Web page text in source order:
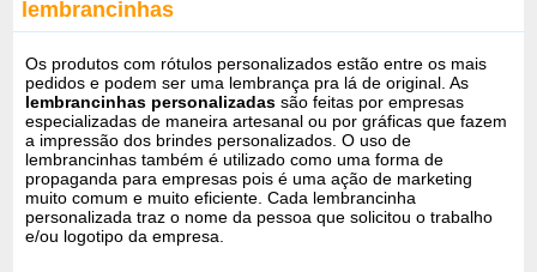
lembrancinhas
Os produtos com rótulos personalizados estão entre os mais
pedidos e podem ser uma lembrança pra lá de original. As
lembrancinhas personalizadas são feitas por empresas
especializadas de maneira artesanal ou por gráficas que fazem
a impressão dos brindes personalizados. O uso de
lembrancinhas também é utilizado como uma forma de
propaganda para empresas pois é uma ação de marketing
muito comum e muito eficiente. Cada lembrancinha
personalizada traz o nome da pessoa que solicitou o trabalho
e/ou logotipo da empresa.